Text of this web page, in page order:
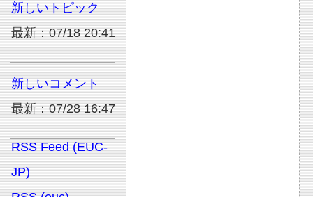
新しいトピック
最新：07/18 20:41
新しいコメント
最新：07/28 16:47
RSS Feed (EUC-
JP)